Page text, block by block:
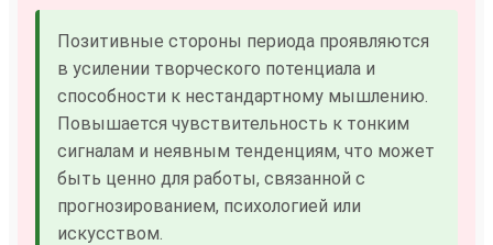
Позитивные стороны периода проявляются
в усилении творческого потенциала и
способности к нестандартному мышлению.
Повышается чувствительность к тонким
сигналам и неявным тенденциям, что может
быть ценно для работы, связанной с
прогнозированием, психологией или
искусством.